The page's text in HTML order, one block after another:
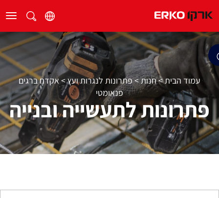
עמוד הבית>חנות>פתרונות לנגרות ועץ>אקדח ברגים
פנאומטי
פתרונות לתעשייה ובנייה